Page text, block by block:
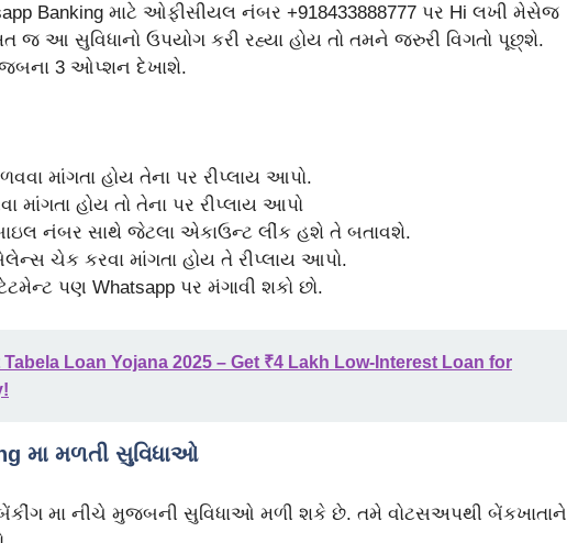
Banking માટે ઓફીસીયલ નંબર +918433888777 પર Hi લખી મેસેજ
જ આ સુવિધાનો ઉપયોગ કરી રહ્યા હોય તો તમને જરુરી વિગતો પૂછ્શે.
3 ઓપ્શન દેખાશે.
માંગતા હોય તેના પર રીપ્લાય આપો.
હોય તો તેના પર રીપ્લાય આપો
નંબર સાથે જેટલા એકાઉન્ટ લીંક હશે તે બતાવશે.
ચેક કરવા માંગતા હોય તે રીપ્લાય આપો.
પણ Whatsapp પર મંગાવી શકો છો.
Tabela Loan Yojana 2025 – Get ₹4 Lakh Low-Interest Loan for
મા મળતી સુવિધાઓ
મા નીચે મુજબની સુવિધાઓ મળી શકે છે. તમે વોટસઅપથી બેંકખાતાને